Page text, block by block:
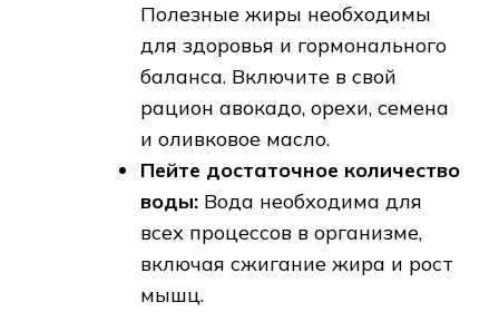
Полезные жиры необходимы
для здоровья и гормонального
баланса. Включите в свой
рацион авокадо, орехи, семена
и оливковое масло.
Пейте достаточное количество
воды: Вода необходима для
всех процессов в организме,
включая сжигание жира и рост
мышц.